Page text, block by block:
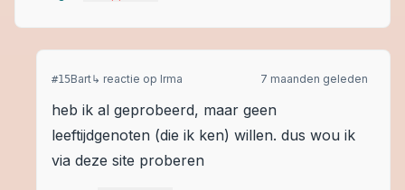
#15Bart↳ reactie op Irma 7 maanden geleden
heb ik al geprobeerd, maar geen
leeftijdgenoten (die ik ken) willen. dus wou ik
via deze site proberen